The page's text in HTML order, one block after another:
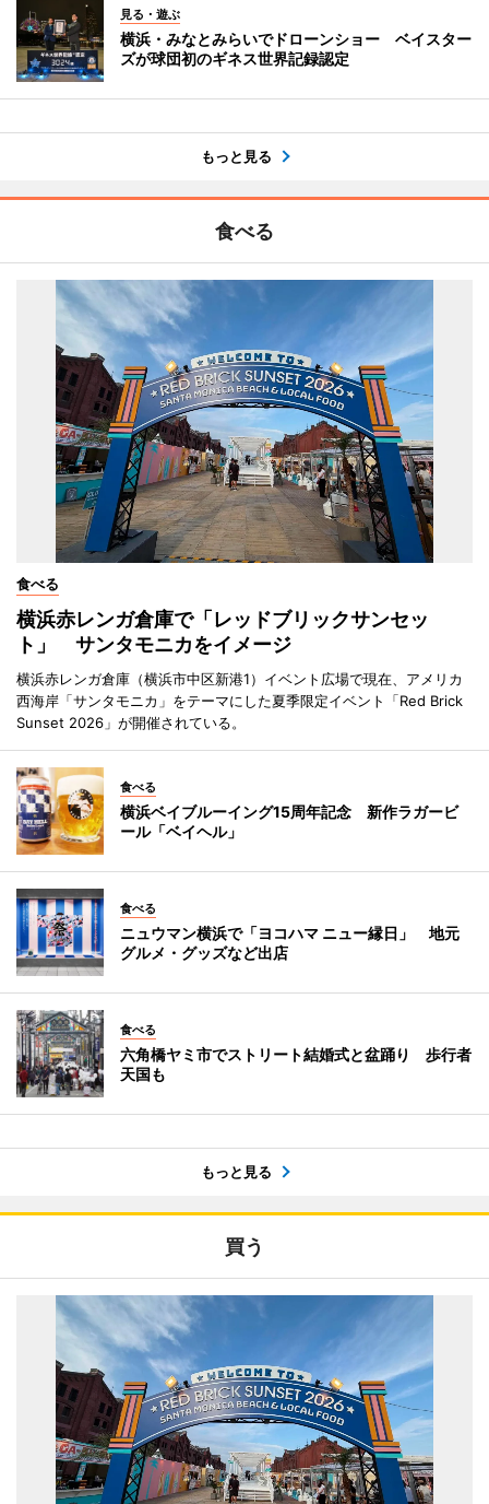
見る・遊ぶ
横浜・みなとみらいでドローンショー ベイスター
ズが球団初のギネス世界記録認定
もっと見る
食べる
食べる
横浜赤レンガ倉庫で「レッドブリックサンセッ
ト」 サンタモニカをイメージ
横浜赤レンガ倉庫（横浜市中区新港1）イベント広場で現在、アメリカ
西海岸「サンタモニカ」をテーマにした夏季限定イベント「Red Brick
Sunset 2026」が開催されている。
食べる
横浜ベイブルーイング15周年記念 新作ラガービ
ール「ベイヘル」
食べる
ニュウマン横浜で「ヨコハマ ニュー縁日」 地元
グルメ・グッズなど出店
食べる
六角橋ヤミ市でストリート結婚式と盆踊り 歩行者
天国も
もっと見る
買う